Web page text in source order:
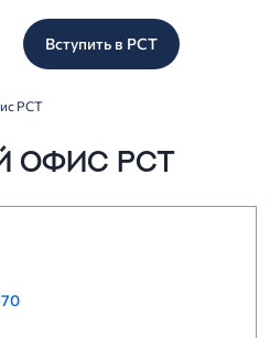
Вступить в РСТ
РСТ
ОФИС РСТ